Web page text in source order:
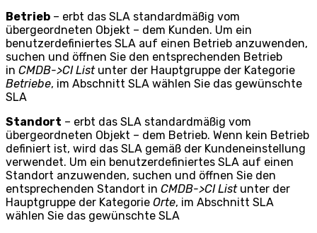
Betrieb – erbt das SLA standardmäßig vom
übergeordneten Objekt – dem Kunden. Um ein
benutzerdefiniertes SLA auf einen Betrieb anzuwenden,
suchen und öffnen Sie den entsprechenden Betrieb
in CMDB->CI Listunter der Hauptgruppe der Kategorie
Betriebe, im Abschnitt SLA wählen Sie das gewünschte
SLA
Standort – erbt das SLA standardmäßig vom
übergeordneten Objekt – dem Betrieb. Wenn kein Betrieb
definiert ist, wird das SLA gemäß der Kundeneinstellung
verwendet. Um ein benutzerdefiniertes SLA auf einen
Standort anzuwenden, suchen und öffnen Sie den
entsprechenden Standort in CMDB->CI Listunter der
Hauptgruppe der Kategorie Orte, im Abschnitt SLA
wählen Sie das gewünschte SLA